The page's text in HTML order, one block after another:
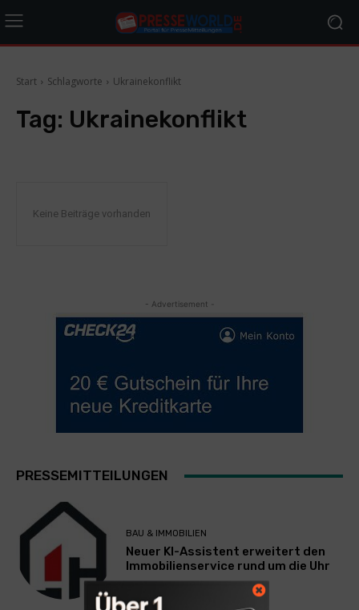
Start Schlagworte Ukrainekonflikt
Tag: Ukrainekonflikt
Keine Beiträge vorhanden
- Advertisement -
PRESSEMITTEILUNGEN
BAU & IMMOBILIEN
Neuer KI-Assistent erweitert den
Immobilienservice rund um die Uhr